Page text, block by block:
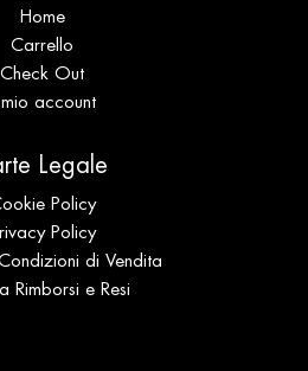
Home
Carrello
Check Out
account
Legale
Policy
Policy
di Vendita
Rimborsi e Resi